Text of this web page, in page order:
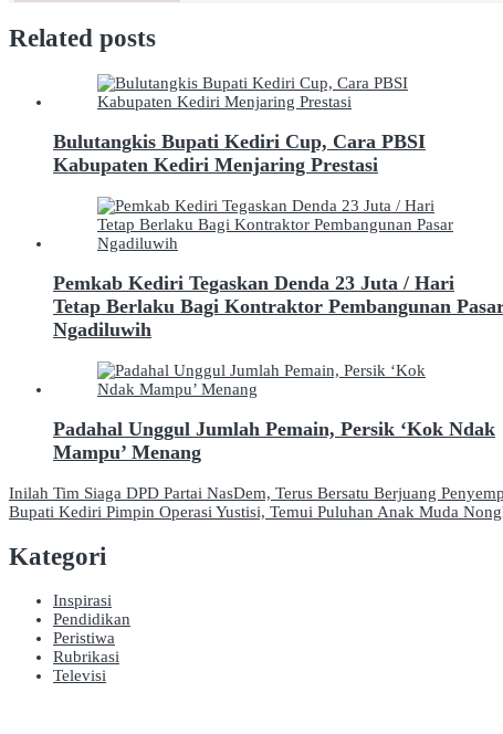
Related posts
Bulutangkis Bupati Kediri Cup, Cara PBSI
Kabupaten Kediri Menjaring Prestasi
Pemkab Kediri Tegaskan Denda 23 Juta / Hari
Tetap Berlaku Bagi Kontraktor Pembangunan
Ngadiluwih
Padahal Unggul Jumlah Pemain, Persik ‘Kok Ndak
Mampu’ Menang
Navigasi
pos
Inilah Tim Siaga DPD Partai NasDem, Terus Bersatu Berjuang
Bupati Kediri Pimpin Operasi Yustisi, Temui Puluhan Anak Muda
Kategori
Inspirasi
Pendidikan
Peristiwa
Rubrikasi
Televisi